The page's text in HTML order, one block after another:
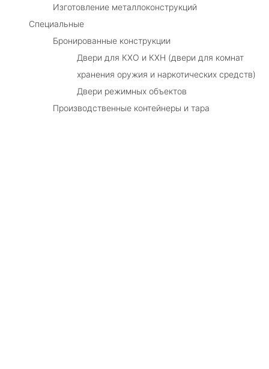
Изготовление металлоконструкций
Специальные
Бронированные конструкции
Двери для КХО и КХН (двери для комнат
хранения оружия и наркотических средств)
Двери режимных объектов
Производственные контейнеры и тара